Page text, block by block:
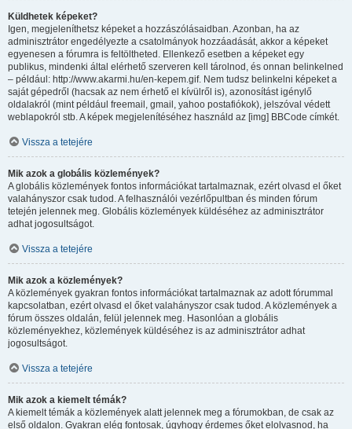
Küldhetek képeket?
Igen, megjeleníthetsz képeket a hozzászólásaidban. Azonban, ha az
adminisztrátor engedélyezte a csatolmányok hozzáadását, akkor a képeket
egyenesen a fórumra is feltöltheted. Ellenkező esetben a képeket egy
publikus, mindenki által elérhető szerveren kell tárolnod, és onnan belinkelned
– például: http://www.akarmi.hu/en-kepem.gif. Nem tudsz belinkelni képeket a
saját gépedről (hacsak az nem érhető el kívülről is), azonosítást igénylő
oldalakról (mint például freemail, gmail, yahoo postafiókok), jelszóval védett
weblapokról stb. A képek megjelenítéséhez használd az [img] BBCode címkét.
Vissza a tetejére
Mik azok a globális közlemények?
A globális közlemények fontos információkat tartalmaznak, ezért olvasd el őket
valahányszor csak tudod. A felhasználói vezérlőpultban és minden fórum
tetején jelennek meg. Globális közlemények küldéséhez az adminisztrátor
adhat jogosultságot.
Vissza a tetejére
Mik azok a közlemények?
A közlemények gyakran fontos információkat tartalmaznak az adott fórummal
kapcsolatban, ezért olvasd el őket valahányszor csak tudod. A közlemények a
fórum összes oldalán, felül jelennek meg. Hasonlóan a globális
közleményekhez, közlemények küldéséhez is az adminisztrátor adhat
jogosultságot.
Vissza a tetejére
Mik azok a kiemelt témák?
A kiemelt témák a közlemények alatt jelennek meg a fórumokban, de csak az
első oldalon. Gyakran elég fontosak, úgyhogy érdemes őket elolvasnod, ha